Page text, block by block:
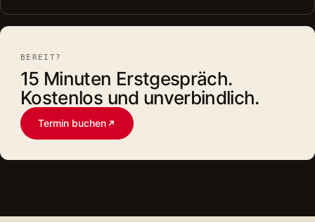
BEREIT?
15 Minuten Erstgespräch.
Kostenlos und unverbindlich.
Termin buchen